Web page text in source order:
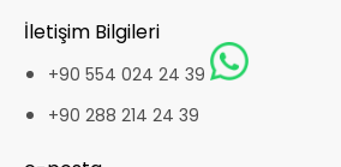
İletişim Bilgileri
+90 554 024 24 39
+90 288 214 24 39